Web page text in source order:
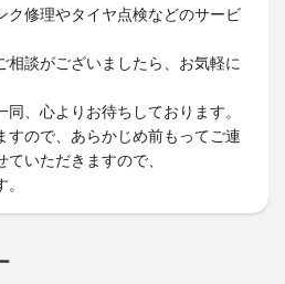
ク修理やタイヤ点検などのサービ
相談がございましたら、お気軽に
、心よりお待ちしております。
すので、あらかじめ前もってご連
いただきますので、